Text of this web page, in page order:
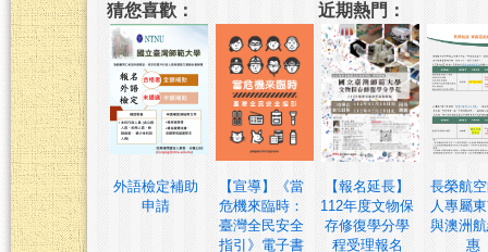
猜您喜歡：
外語檢定補助
申請
【宣導】《當
危機來臨時：
臺灣全民安全
指引》電子書
近期熱門：
【報名延長】
112年度文物保
存修復學分學
程受理報名
長榮航
人專屬
與澳洲
惠